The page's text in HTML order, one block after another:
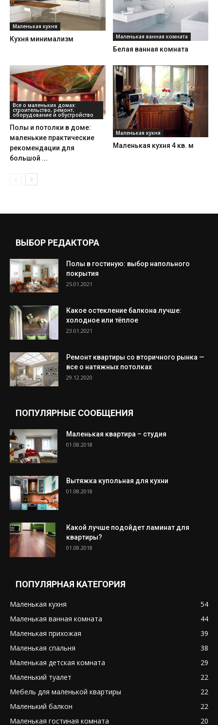
Маленькая кухня
Кухня минимализм Маленькая ванная комната
Белая ванная комната
Все о маленьких домах:
строительство, ремонт,
оборудование и обустройство
Полы и потолки в доме:
маленькие практические
рекомендации для
большой ...
Маленькая кухня
Маленькая кухня 4 кв. м
ВЫБОР РЕДАКТОРА
Полы в гостиную: выбор напольного
покрытия
25.01.2021
Какое остекление балкона лучше:
холодное или тёплое
23.01.2021
Ремонт квартиры со вторичного рынка —
все о натяжных потолках
29.12.2020
ПОПУЛЯРНЫЕ СООБЩЕНИЯ
Маленькая квартира – студия
01.08.2018
Вытяжка купольная для кухни
01.08.2018
Какой лучше подойдет ламинат для
квартиры?
01.08.2018
ПОПУЛЯРНАЯ КАТЕГОРИЯ
Маленькая кухня
54
Маленькая ванная комната
44
Маленькая прихожая
39
Маленькая спальня
38
Маленькая детская комната
29
Маленький туалет
22
Мебель для маленькой квартиры
22
Маленький балкон
22
Маленькая гостиная комната
20